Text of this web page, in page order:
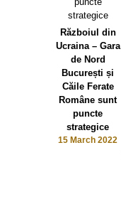
Războiul din
Ucraina – Gara
de Nord
București și
Căile Ferate
Române sunt
puncte
strategice
15 March 2022